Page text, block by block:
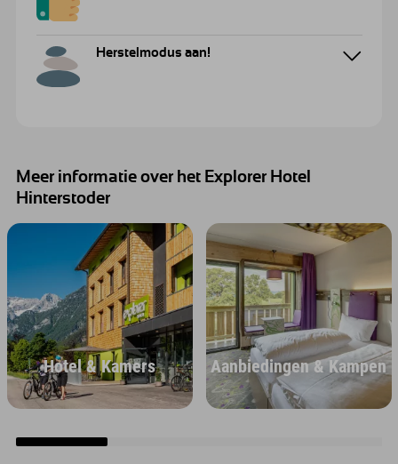
Herstelmodus aan!
Meer informatie over het Explorer Hotel
Hinterstoder
Hotel & Kamers Aanbiedingen & Kampen